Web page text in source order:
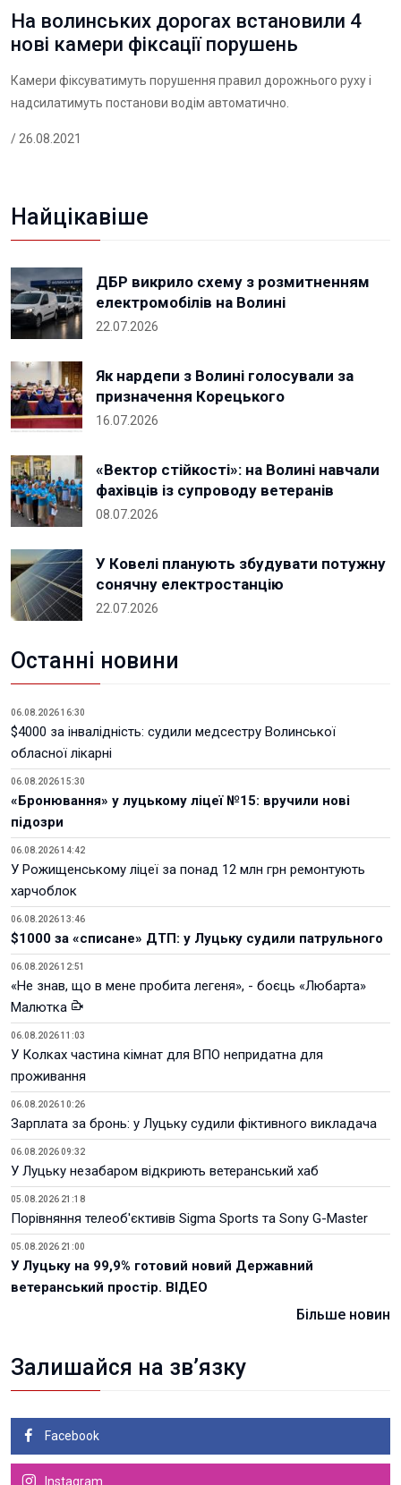
На волинських дорогах встановили 4
нові камери фіксації порушень
Камери фіксуватимуть порушення правил дорожнього руху і
надсилатимуть постанови водім автоматично.
/ 26.08.2021
Найцікавіше
ДБР викрило схему з розмитненням
електромобілів на Волині
22.07.2026
Як нардепи з Волині голосували за
призначення Корецького
16.07.2026
«Вектор стійкості»: на Волині навчали
фахівців із супроводу ветеранів
08.07.2026
У Ковелі планують збудувати потужну
сонячну електростанцію
22.07.2026
Останні новини
06.08.2026 16:30
$4000 за інвалідність: судили медсестру Волинської
обласної лікарні
06.08.2026 15:30
«Бронювання» у луцькому ліцеї №15: вручили нові
підозри
06.08.2026 14:42
У Рожищенському ліцеї за понад 12 млн грн ремонтують
харчоблок
06.08.2026 13:46
$1000 за «списане» ДТП: у Луцьку судили патрульного
06.08.2026 12:51
«Не знав, що в мене пробита легеня», - боєць «Любарта»
Малютка
06.08.2026 11:03
У Колках частина кімнат для ВПО непридатна для
проживання
06.08.2026 10:26
Зарплата за бронь: у Луцьку судили фіктивного викладача
06.08.2026 09:32
У Луцьку незабаром відкриють ветеранський хаб
05.08.2026 21:18
Порівняння телеоб'єктивів Sigma Sports та Sony G-Master
05.08.2026 21:00
У Луцьку на 99,9% готовий новий Державний
ветеранський простір. ВІДЕО
Більше новин
Залишайся на зв’язку
Facebook
Instagram